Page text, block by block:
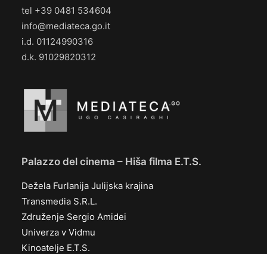
tel +39 0481 534604
info@mediateca.go.it
i.d. 01124990316
d.k. 91029820312
Palazzo del cinema – Hiša filma E.T.S.
Dežela Furlanija Julijska krajina
Transmedia S.R.L.
Združenje Sergio Amidei
Univerza v Vidmu
Kinoatelje E.T.S.